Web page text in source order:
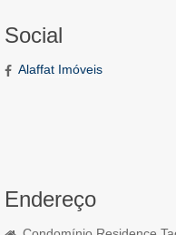
Social
Alaffat Imóveis
Endereço